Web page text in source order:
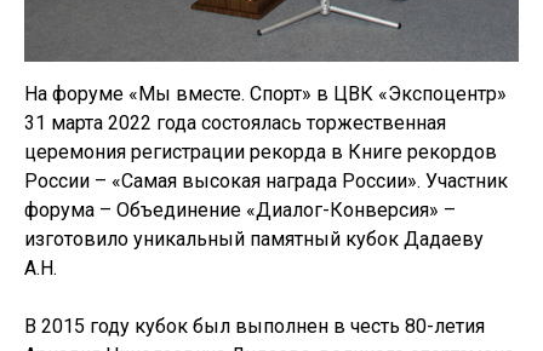
На форуме «Мы вместе. Спорт» в ЦВК «Экспоцентр»
31 марта 2022 года состоялась торжественная
церемония регистрации рекорда в Книге рекордов
России – «Самая высокая награда России». Участник
форума – Объединение «Диалог-Конверсия» –
изготовило уникальный памятный кубок Дадаеву
А.Н.
В 2015 году кубок был выполнен в честь 80-летия